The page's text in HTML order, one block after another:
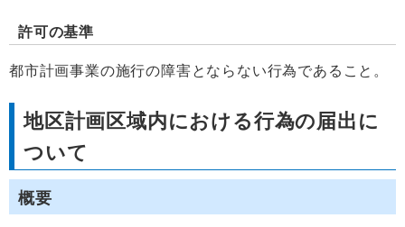
許可の基準
都市計画事業の施行の障害とならない行為であること。
地区計画区域内における行為の届出に
ついて
概要